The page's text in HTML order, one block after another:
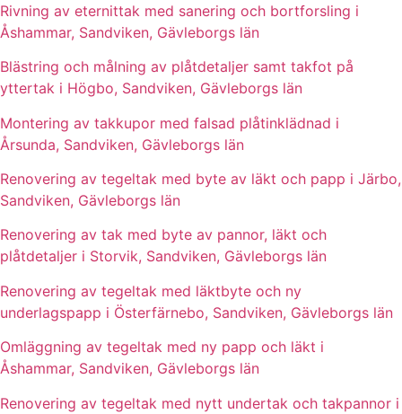
Rivning av eternittak med sanering och bortforsling i
Åshammar, Sandviken, Gävleborgs län
Blästring och målning av plåtdetaljer samt takfot på
yttertak i Högbo, Sandviken, Gävleborgs län
Montering av takkupor med falsad plåtinklädnad i
Årsunda, Sandviken, Gävleborgs län
Renovering av tegeltak med byte av läkt och papp i Järbo,
Sandviken, Gävleborgs län
Renovering av tak med byte av pannor, läkt och
plåtdetaljer i Storvik, Sandviken, Gävleborgs län
Renovering av tegeltak med läktbyte och ny
underlagspapp i Österfärnebo, Sandviken, Gävleborgs län
Omläggning av tegeltak med ny papp och läkt i
Åshammar, Sandviken, Gävleborgs län
Renovering av tegeltak med nytt undertak och takpannor i